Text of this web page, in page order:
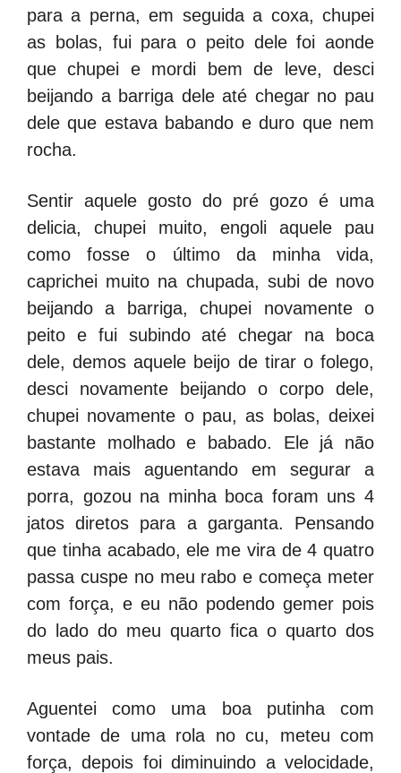
para a perna, em seguida a coxa, chupei
as bolas, fui para o peito dele foi aonde
que chupei e mordi bem de leve, desci
beijando a barriga dele até chegar no pau
dele que estava babando e duro que nem
rocha.
Sentir aquele gosto do pré gozo é uma
delicia, chupei muito, engoli aquele pau
como fosse o último da minha vida,
caprichei muito na chupada, subi de novo
beijando a barriga, chupei novamente o
peito e fui subindo até chegar na boca
dele, demos aquele beijo de tirar o folego,
desci novamente beijando o corpo dele,
chupei novamente o pau, as bolas, deixei
bastante molhado e babado. Ele já não
estava mais aguentando em segurar a
porra, gozou na minha boca foram uns 4
jatos diretos para a garganta. Pensando
que tinha acabado, ele me vira de 4 quatro
passa cuspe no meu rabo e começa meter
com força, e eu não podendo gemer pois
do lado do meu quarto fica o quarto dos
meus pais.
Aguentei como uma boa putinha com
vontade de uma rola no cu, meteu com
força, depois foi diminuindo a velocidade,